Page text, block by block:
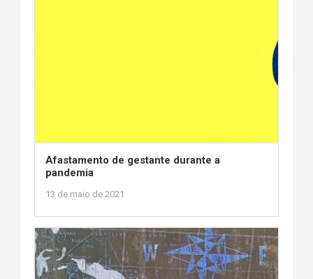
Afastamento de gestante durante a
pandemia
13 de maio de 2021